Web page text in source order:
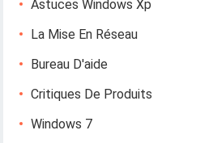
Astuces Windows Xp
La Mise En Réseau
Bureau D'aide
Critiques De Produits
Windows 7